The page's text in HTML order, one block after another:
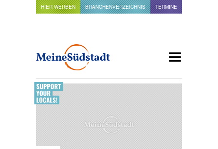
HIER WERBEN BRANCHENVERZEICHNIS TERMINE